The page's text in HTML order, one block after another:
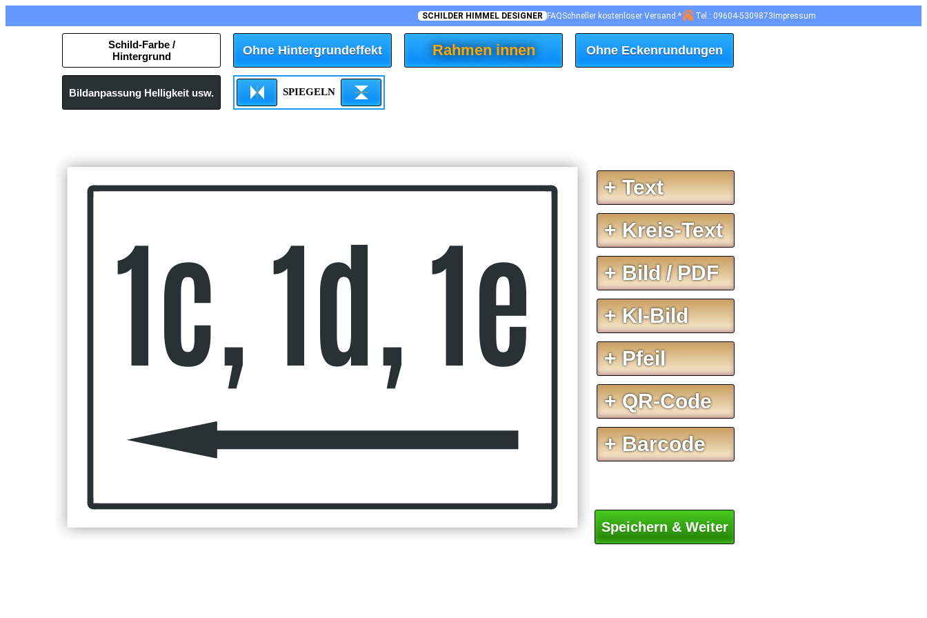
SCHILDER HIMMEL DESIGNER FAQSchneller kostenloser Versand * Tel.: 09604-5309873 Impressum
Schild-Farbe /
Hintergrund
Ohne Hintergrundeffekt Rahmen innen Ohne Eckenrundungen
Bildanpassung Helligkeit usw. SPIEGELN
1c, 1d, 1e
+ Text
+ Kreis-Text
+ Bild / PDF
+ KI-Bild
+ Pfeil
+ QR-Code
+ Barcode
Speichern & Weiter